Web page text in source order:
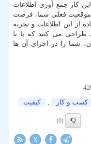
کار جمع آوری اطلاعات
موقعیت فعلی شما، فرصت
از این اطلاعات و تجربه
می کنند که یا با
شما را در اجرای آن ها
كسب و كار , كیفیت
(0)
X